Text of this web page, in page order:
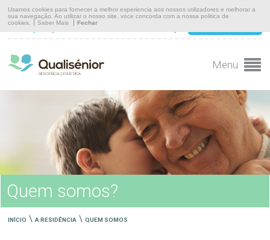
Usamos cookies para fornecer a melhor experiencia aos nossos utilizadores e melhorar a
sua navegação. Ao utilizar o nosso site, voce concorda com a nossa politica de
cookies.
Saber Mais Fechar
Início
A Residência
Equipa
Comunicação
Contacto
(+351) 910 910 474
Menu
Quem somos?
INÍCIO \ A RESIDÊNCIA \ QUEM SOMOS